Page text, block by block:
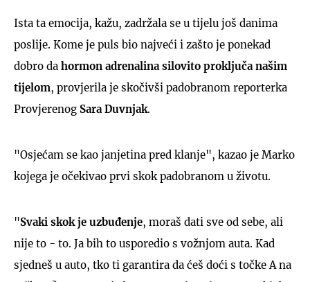
Ista ta emocija, kažu, zadržala se u tijelu još danima
poslije. Kome je puls bio najveći i zašto je ponekad
dobro da hormon adrenalina silovito proključa našim
tijelom, provjerila je skočivši padobranom reporterka
Provjerenog Sara Duvnjak.
"Osjećam se kao janjetina pred klanje", kazao je Marko
kojega je očekivao prvi skok padobranom u životu.
"Svaki skok je uzbuđenje, moraš dati sve od sebe, ali
nije to - to. Ja bih to usporedio s vožnjom auta. Kad
sjedneš u auto, tko ti garantira da ćeš doći s točke A na